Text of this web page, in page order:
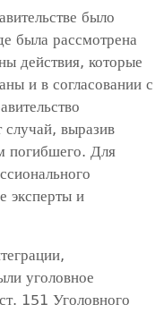
было
была рассмотрена
действия, которые
и в согласовании с
случай, выразив
погибшего. Для
эксперты и
уголовное
151 Уголовного